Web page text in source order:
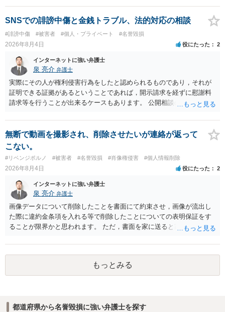
する可能性がありますが、個人名や会社名を特定していない限り、一
般論として抽象化されて回答に織り込まれる可能性が生じるにすぎま
せんので、その情報自体が、秘密情報に当たるとは思えませんし、名
誉棄損として、個人や会社に対する誹謗中傷の不特定多数への公開に
当たるとも思われません。 もちろん、誰がその内容をｃｈａｔｇｐｔ
に入力したかも第三者にしられることはないので、個人や会社の特定
をせずに書き込んだことで（おそらく特定して書き込んだとして
も）、相談者さんが刑事民事の責任に問われることはないでしょう。
私見ながらご参考まで。
SNSでの誹謗中傷と金銭トラブル、法的対応の相談
#誹謗中傷 #被害者 #個人・プライベート #名誉毀損
2026年8月4日 役にたった 2
インターネットに強い弁護士
泉 亮介 弁護士
実際にその人が権利侵害行為をしたと認められるものであり，それが
証明できる証拠があるということであれば，開示請求を経ずに慰謝料
請求等を行うことが出来るケースもあります。 公開相談の場では回答
に個別に相談されると良いでしょう。
無断で動画を撮影され、削除させたいが連絡が返って
こない。
#リベンジポルノ #被害者 #名誉毀損 #肖像権侵害 #個人情報削除
2026年8月4日 役にたった 2
インターネットに強い弁護士
泉 亮介 弁護士
画像データについて削除したことを書面にて約束させ，画像が流出し
た際に違約金条項を入れる等で削除したことについての表明保証をす
ることが限界かと思われます。 ただ，書面を家に送ると家族に不貞行
除等を求めることは避けたほうが良いかと思われます。
もっとみる
都道府県から名誉毀損に強い弁護士を探す